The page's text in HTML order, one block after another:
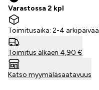
Varastossa 2 kpl
Toimitusaika: 2-4 arkipäivää
Toimitus alkaen 4,90 €
Katso myymäläsaatavuus